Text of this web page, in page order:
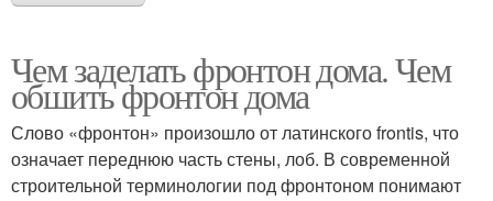
Чем заделать фронтон дома. Чем
обшить фронтон дома
Слово «фронтон» произошло от латинского frontis, что
означает переднюю часть стены, лоб. В современной
строительной терминологии под фронтоном понимают